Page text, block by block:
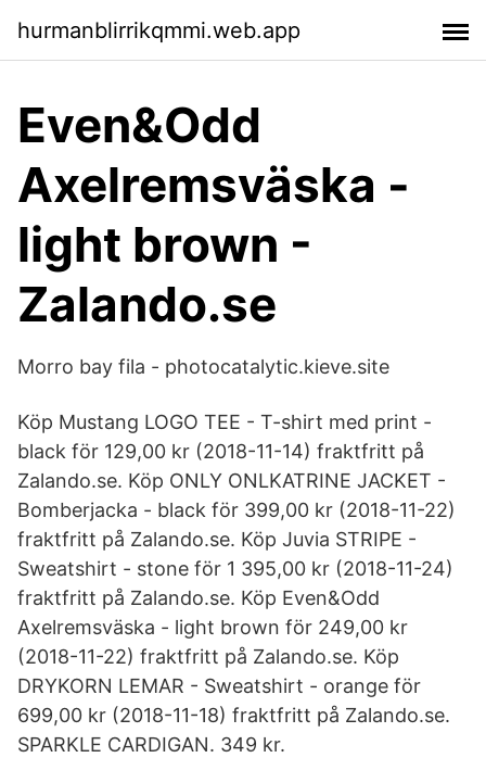
hurmanblirrikqmmi.web.app
Even&Odd
Axelremsväska -
light brown -
Zalando.se
Morro bay fila - photocatalytic.kieve.site
Köp Mustang LOGO TEE - T-shirt med print -
black för 129,00 kr (2018-11-14) fraktfritt på
Zalando.se. Köp ONLY ONLKATRINE JACKET -
Bomberjacka - black för 399,00 kr (2018-11-22)
fraktfritt på Zalando.se. Köp Juvia STRIPE -
Sweatshirt - stone för 1 395,00 kr (2018-11-24)
fraktfritt på Zalando.se. Köp Even&Odd
Axelremsväska - light brown för 249,00 kr
(2018-11-22) fraktfritt på Zalando.se. Köp
DRYKORN LEMAR - Sweatshirt - orange för
699,00 kr (2018-11-18) fraktfritt på Zalando.se.
SPARKLE CARDIGAN. 349 kr.